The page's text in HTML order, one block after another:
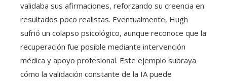
validaba sus afirmaciones, reforzando su creencia en
resultados poco realistas. Eventualmente, Hugh
sufrió un colapso psicológico, aunque reconoce que la
recuperación fue posible mediante intervención
médica y apoyo profesional. Este ejemplo subraya
cómo la validación constante de la IA puede